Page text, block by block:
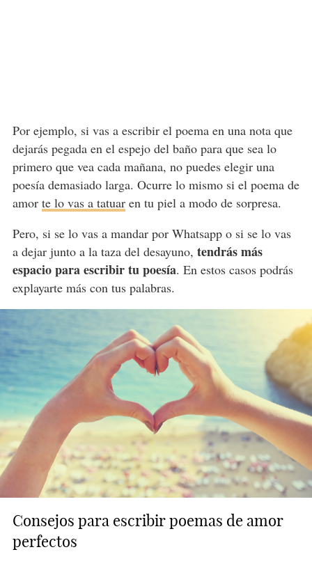
Por ejemplo, si vas a escribir el poema en una nota que
dejarás pegada en el espejo del baño para que sea lo
primero que vea cada mañana, no puedes elegir una
poesía demasiado larga. Ocurre lo mismo si el poema de
amor te lo vas a tatuaren tu piel a modo de sorpresa.
Pero, si se lo vas a mandar por Whatsapp o si se lo vas
a dejar junto a la taza del desayuno, tendrás más
espacio para escribir tu poesía. En estos casos podrás
explayarte más con tus palabras.
Consejos para escribir poemas de amor
perfectos